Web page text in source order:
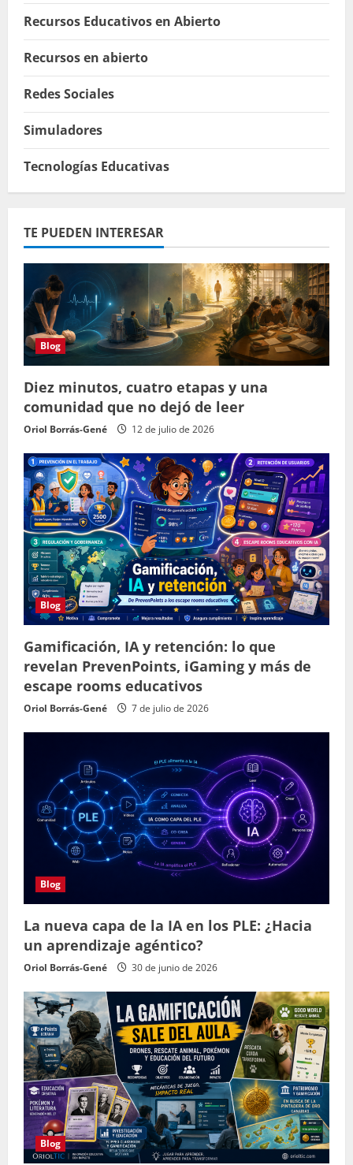
Recursos Educativos en Abierto
Recursos en abierto
Redes Sociales
Simuladores
Tecnologías Educativas
TE PUEDEN INTERESAR
Blog
Diez minutos, cuatro etapas y una
comunidad que no dejó de leer
Oriol Borrás-Gené 12 de julio de 2026
Blog
Gamificación, IA y retención: lo que
revelan PrevenPoints, iGaming y más de
escape rooms educativos
Oriol Borrás-Gené 7 de julio de 2026
Blog
La nueva capa de la IA en los PLE: ¿Hacia
un aprendizaje agéntico?
Oriol Borrás-Gené 30 de junio de 2026
Blog